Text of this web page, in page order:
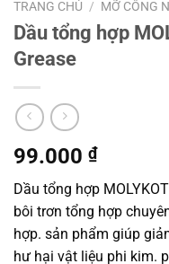
TRANG CHỦ / MỠ CÔNG
Dầu tổng hợp
Grease
99.000 ₫
Dầu tổng hợp
bôi trơn tổng hợp
hợp. sản phẩm giúp
hư hại vật liệu phi kim.